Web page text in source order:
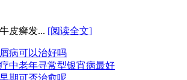
皮癣发... [阅读全文]
病可以治好吗
中老年寻常型银宵病最好
期可否治愈呢